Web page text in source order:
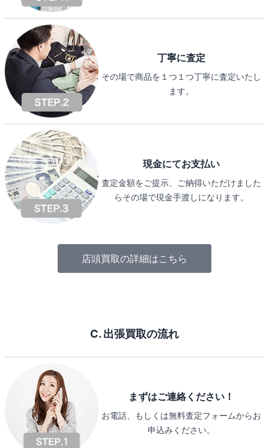
丁寧に査定
その場で商品を１つ１つ丁寧に査定いたし
ます。
現金にてお支払い
査定金額をご提示、ご納得いただけました
らその場で現金手渡しになります。
店頭買取の詳細はこちら
C. 出張買取の流れ
まずはご連絡ください！
お電話、もしくは無料査定フォームからお
申込みください。